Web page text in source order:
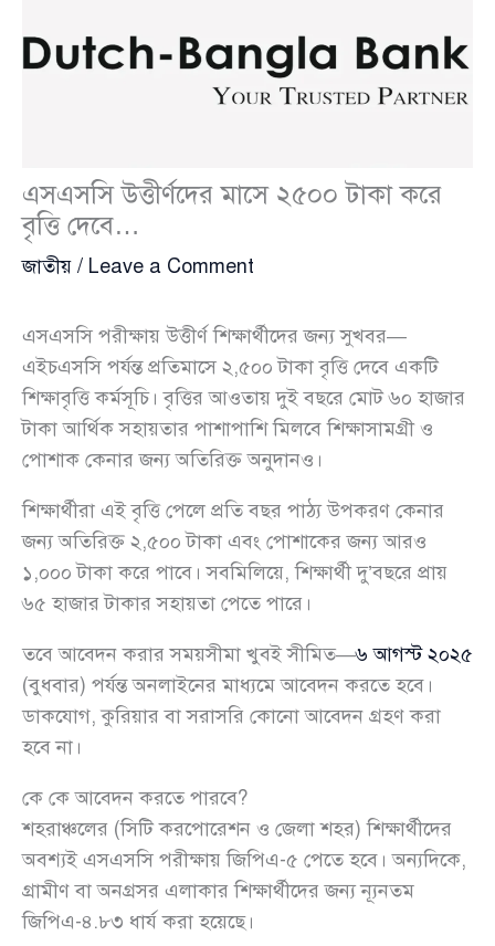
এসএসসি উত্তীর্ণদের মাসে ২৫০০ টাকা করে
বৃত্তি দেবে…
জাতীয় / Leave a Comment
এসএসসি পরীক্ষায় উত্তীর্ণ শিক্ষার্থীদের জন্য সুখবর—
এইচএসসি পর্যন্ত প্রতিমাসে ২,৫০০ টাকা বৃত্তি দেবে একটি
শিক্ষাবৃত্তি কর্মসূচি। বৃত্তির আওতায় দুই বছরে মোট ৬০ হাজার
টাকা আর্থিক সহায়তার পাশাপাশি মিলবে শিক্ষাসামগ্রী ও
পোশাক কেনার জন্য অতিরিক্ত অনুদানও।
শিক্ষার্থীরা এই বৃত্তি পেলে প্রতি বছর পাঠ্য উপকরণ কেনার
জন্য অতিরিক্ত ২,৫০০ টাকা এবং পোশাকের জন্য আরও
১,০০০ টাকা করে পাবে। সবমিলিয়ে, শিক্ষার্থী দু’বছরে প্রায়
৬৫ হাজার টাকার সহায়তা পেতে পারে।
তবে আবেদন করার সময়সীমা খুবই সীমিত—৬ আগস্ট ২০২৫
(বুধবার) পর্যন্ত অনলাইনের মাধ্যমে আবেদন করতে হবে।
ডাকযোগ, কুরিয়ার বা সরাসরি কোনো আবেদন গ্রহণ করা
হবে না।
কে কে আবেদন করতে পারবে?
শহরাঞ্চলের (সিটি করপোরেশন ও জেলা শহর) শিক্ষার্থীদের
অবশ্যই এসএসসি পরীক্ষায় জিপিএ-৫ পেতে হবে। অন্যদিকে,
গ্রামীণ বা অনগ্রসর এলাকার শিক্ষার্থীদের জন্য ন্যূনতম
জিপিএ-৪.৮৩ ধার্য করা হয়েছে।